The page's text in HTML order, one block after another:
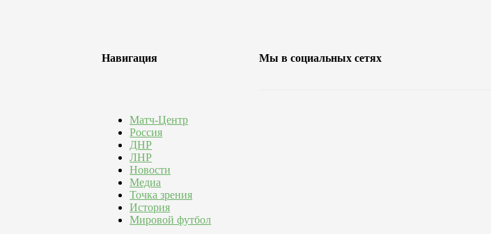
Навигация
Матч-Центр
Россия
ДНР
ЛНР
Новости
Медиа
Точка зрения
История
Мировой футбол
Мы в социальных сетях